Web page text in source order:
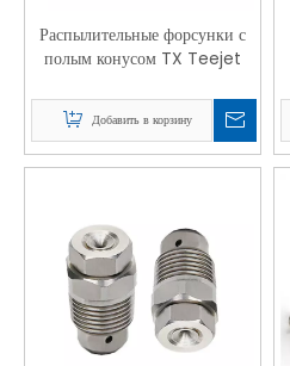
Распылительные форсунки с
полым конусом TX Teejet
Добавить в корзину